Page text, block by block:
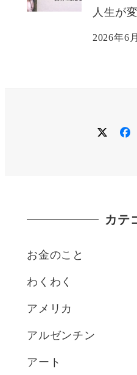
人生が
2026年6
カテ
お金のこと
わくわく
アメリカ
アルゼンチン
アート